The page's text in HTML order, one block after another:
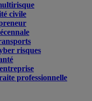
civile
risques
professionnelle